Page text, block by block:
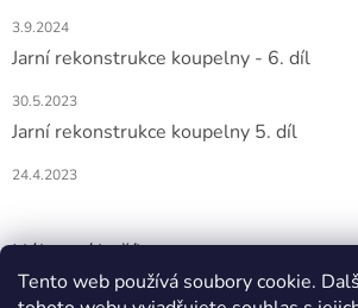
Tento web používá soubory cookie.
3.9.2024
Jarní rekonstrukce koupelny - 6. díl
30.5.2023
Jarní rekonstrukce koupelny 5. díl
24.4.2023
Nákupní košík